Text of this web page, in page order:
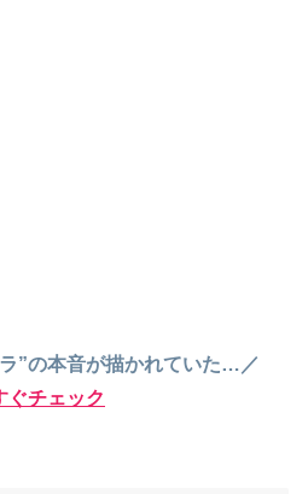
”の本音が描かれていた…／
ぐチェック